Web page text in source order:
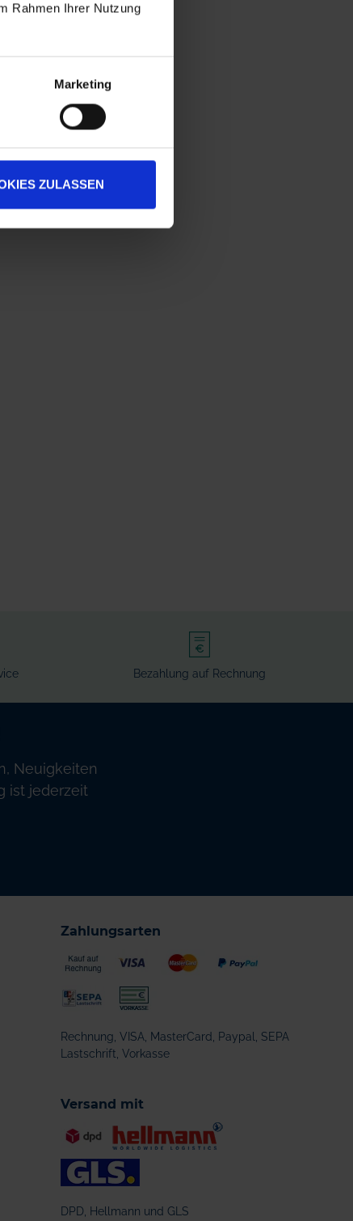
Rahmen Ihrer Nutzung
Marketing
ZULASSEN
Bezahlung auf Rechnung
Neuigkeiten
ist jederzeit
Zahlungsarten
Rechnung, VISA, MasterCard, Paypal, SEPA
Lastschrift, Vorkasse
Versand mit
DPD, Hellmann und GLS